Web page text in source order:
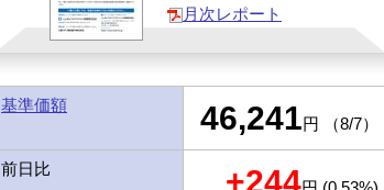
月次レポート
基準価額 46,241円 （8/7）
前日比 +244